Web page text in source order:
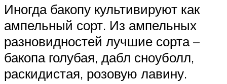
Иногда бакопу культивируют как
ампельный сорт. Из ампельных
разновидностей лучшие сорта –
бакопа голубая, дабл сноуболл,
раскидистая, розовую лавину.